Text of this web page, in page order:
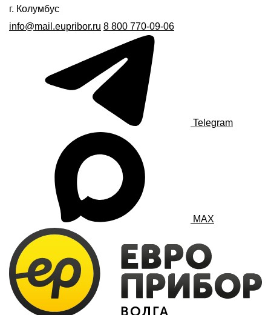
г. Колумбус
info@mail.eupribor.ru 8 800 770-09-06
Telegram
MAX